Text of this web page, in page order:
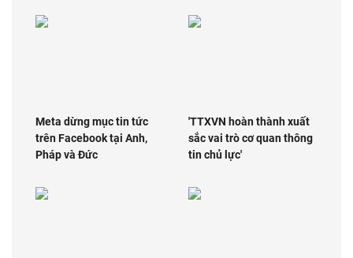
Meta dừng mục tin tức
trên Facebook tại Anh,
Pháp và Đức
​'TTXVN hoàn thành xuất
sắc vai trò cơ quan thông
tin chủ lực'